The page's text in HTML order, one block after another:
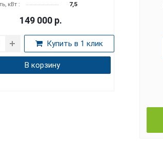
Мощность, кВт :
314 000
Купить в 1 клик
В корзину